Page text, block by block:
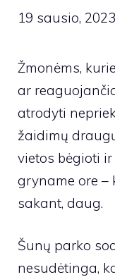
19 sausio, 2023
Žmonėms,
ar
atrodyti
žaidimų
vietos bėgioti
gryname ore –
sakant, daug.
Šunų parko
nesudėtinga,